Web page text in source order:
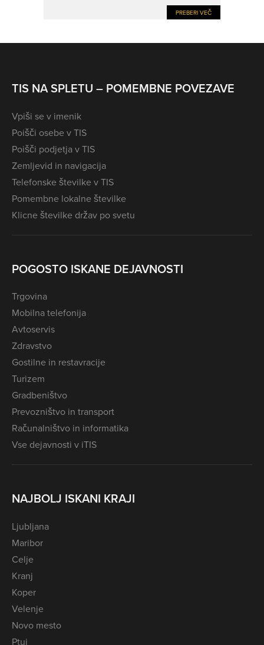
PREBERI VEČ
TIS NA SPLETU – POMEMBNE POVEZAVE
Vpiši se v imenik
Poišči osebe v TIS
Poišči podjetja v TIS
Zemljevid in navigacija
Telefonske številke v TIS
Pomembne lokalne številke
Klicne številke držav po svetu
POGOSTO ISKANE DEJAVNOSTI
Trgovina
Mobilna telefonija
Avtoservis
Zdravstvo
Gostilne in restavracije
Turizem
Gradbeništvo
Prevozništvo in transport
Računalništvo in informatika
Vse dejavnosti v iTIS
NAJBOLJ ISKANI KRAJI
Ljubljana
Maribor
Celje
Kranj
Koper
Velenje
Novo mesto
Ptuj